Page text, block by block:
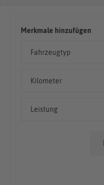
Merkmale hinzufügen
Fahrzeugtyp
Kilometer
Leistung